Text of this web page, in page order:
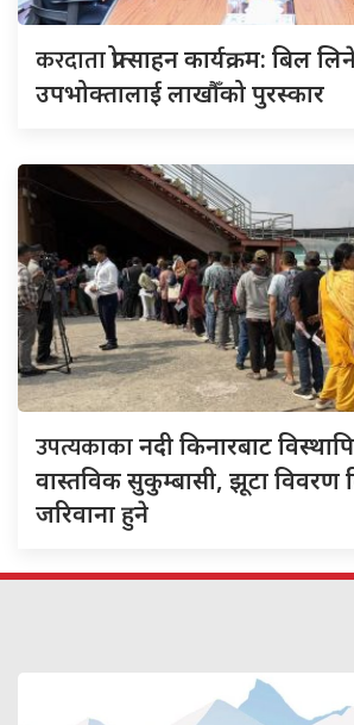
करदाताप्रोत्साहन कार्यक्रम: बिल
उपभोक्तालाई लाखौँको पुरस्कार
उपत्यकाकानदी किनारबाट
वास्तविक सुकुम्बासी, झूटा विवरण
जरिवाना हुने